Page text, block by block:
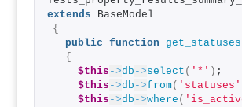
extends BaseModel
{
public function get_statuses
{
$this ->db ->select ( '*' ) ;
$this ->db ->from( 'statuses'
$this ->db ->where (